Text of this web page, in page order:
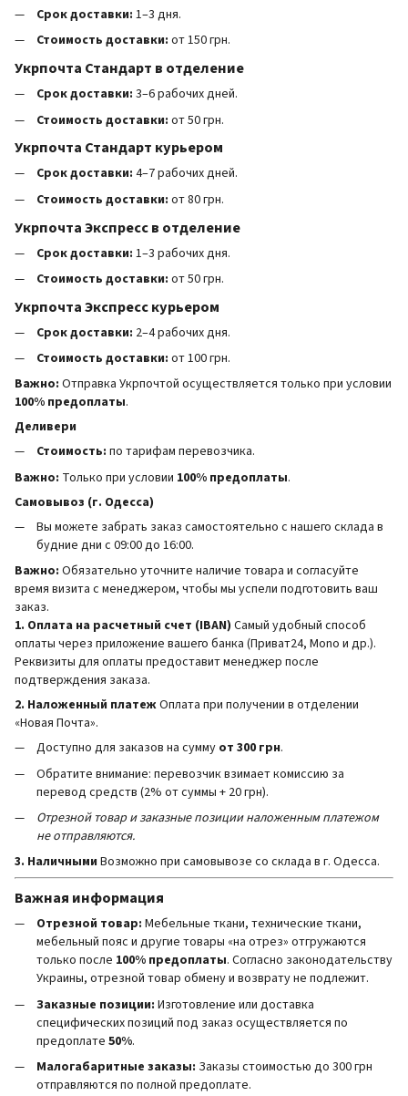
Срок доставки: 1–3 дня.
Стоимость доставки: от 150 грн.
Укрпочта Стандарт в отделение
Срок доставки: 3–6 рабочих дней.
Стоимость доставки: от 50 грн.
Укрпочта Стандарт курьером
Срок доставки: 4–7 рабочих дней.
Стоимость доставки: от 80 грн.
Укрпочта Экспресс в отделение
Срок доставки: 1–3 рабочих дня.
Стоимость доставки: от 50 грн.
Укрпочта Экспресс курьером
Срок доставки: 2–4 рабочих дня.
Стоимость доставки: от 100 грн.
Важно: Отправка Укрпочтой осуществляется только при условии
100% предоплаты.
Деливери
Стоимость: по тарифам перевозчика.
Важно: Только при условии 100% предоплаты.
Самовывоз (г. Одесса)
Вы можете забрать заказ самостоятельно с нашего склада в
будние дни с 09:00 до 16:00.
Важно: Обязательно уточните наличие товара и согласуйте
время визита с менеджером, чтобы мы успели подготовить ваш
заказ.
1. Оплата на расчетный счет (IBAN) Самый удобный способ
оплаты через приложение вашего банка (Приват24, Mono и др.).
Реквизиты для оплаты предоставит менеджер после
подтверждения заказа.
2. Наложенный платежОплата при получении в отделении
«Новая Почта».
Доступно для заказов на сумму от 300 грн.
Обратите внимание: перевозчик взимает комиссию за
перевод средств (2% от суммы + 20 грн).
Отрезной товар и заказные позиции наложенным платежом
не отправляются.
3. Наличными Возможно при самовывозе со склада в г. Одесса.
Важная информация
Отрезной товар: Мебельные ткани, технические ткани,
мебельный пояс и другие товары «на отрез» отгружаются
только после 100% предоплаты. Согласно законодательству
Украины, отрезной товар обмену и возврату не подлежит.
Заказные позиции: Изготовление или доставка
специфических позиций под заказ осуществляется по
предоплате 50%.
Малогабаритные заказы: Заказы стоимостью до 300 грн
отправляются по полной предоплате.